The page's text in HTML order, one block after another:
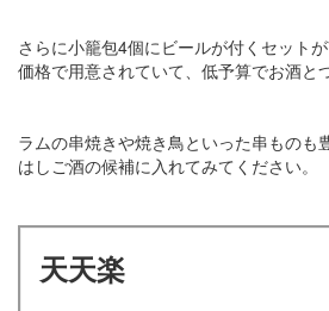
さらに小籠包4個にビールが付くセット
価格で用意されていて、低予算でお酒と
ラムの串焼きや焼き鳥といった串ものも
はしご酒の候補に入れてみてください。
天天楽